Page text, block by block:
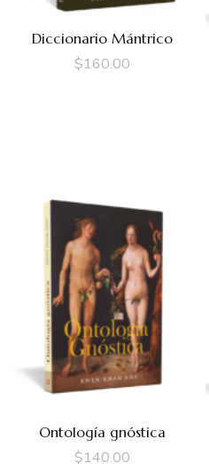
Diccionario Mántrico
$160.00
Ontología gnóstica
$140.00